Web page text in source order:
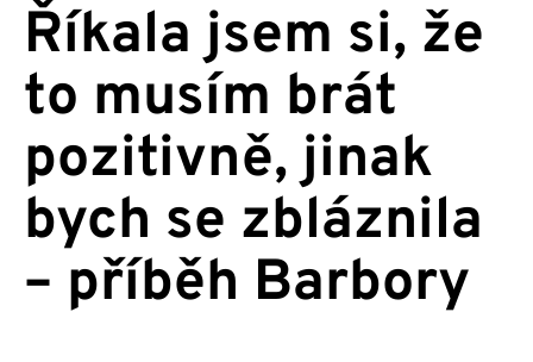
Říkala jsem si, že
to musím brát
pozitivně, jinak
bych se zbláznila
– příběh Barbory